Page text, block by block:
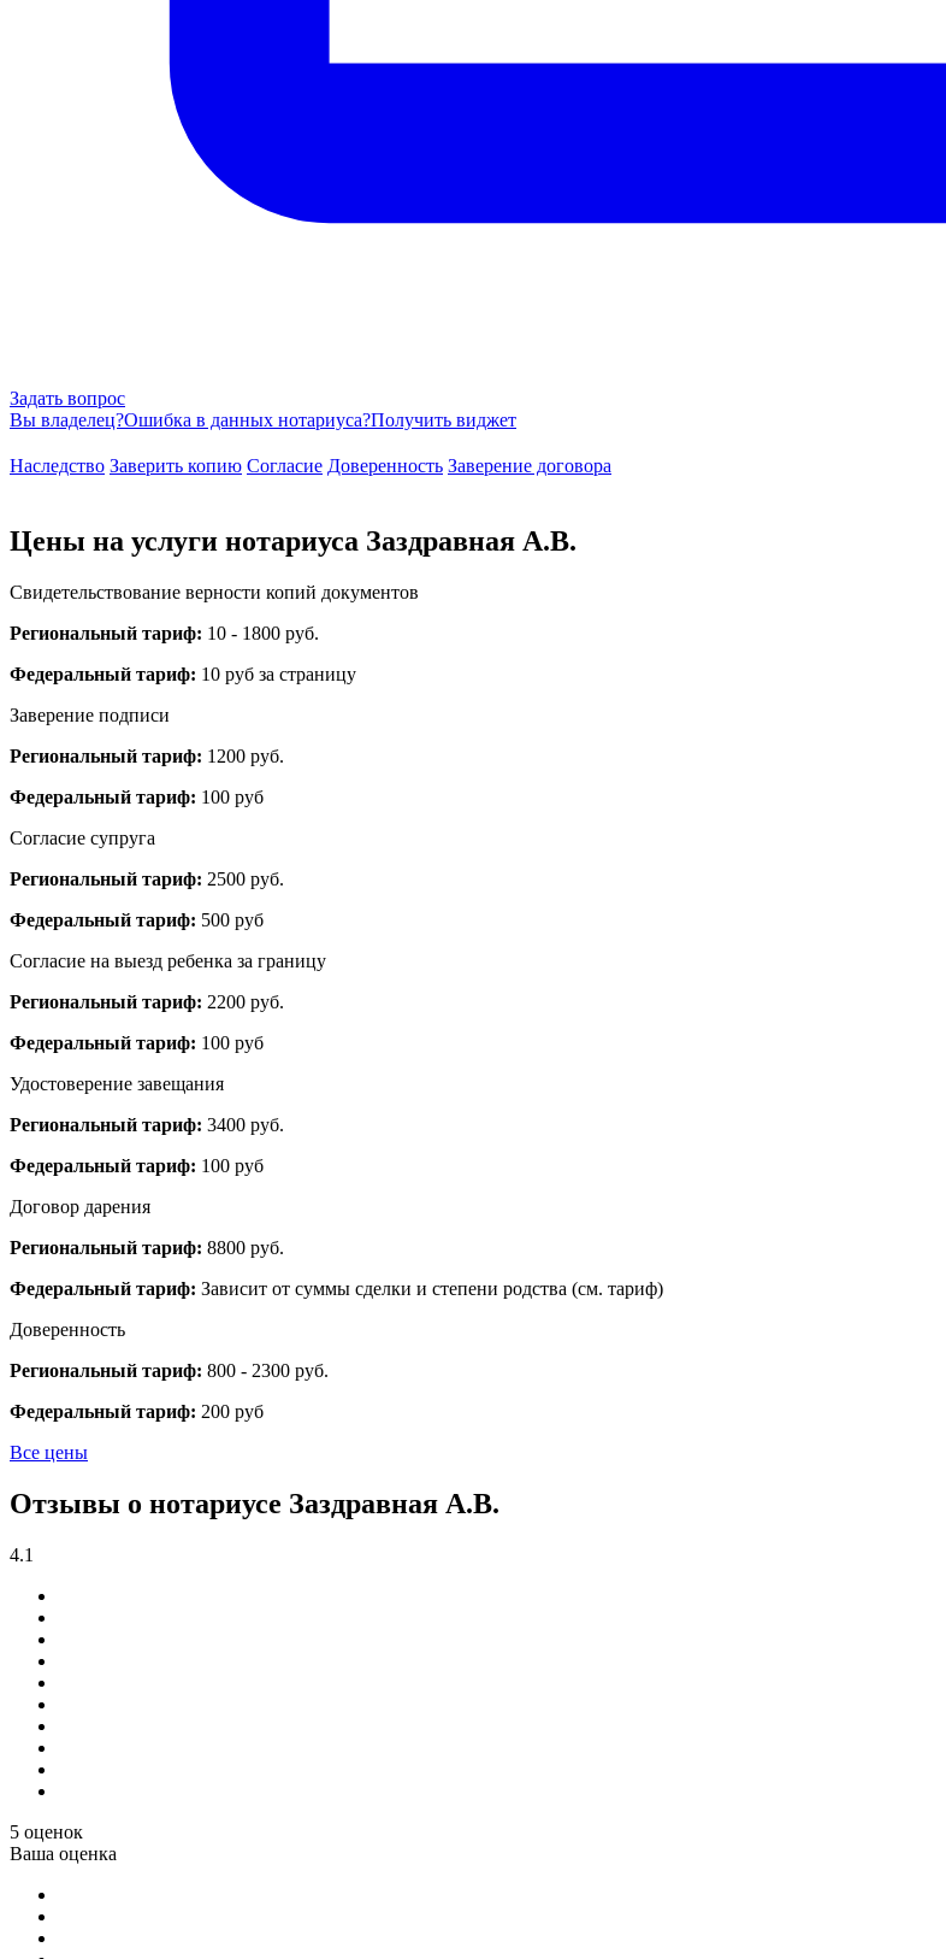
Задать вопрос
Вы владелец?Ошибка в данных нотариуса?Получить виджет
Наследство Заверить копию Согласие Доверенность Заверение договора
Цены на услуги нотариуса Заздравная А.В.
Свидетельствование верности копий документов
Региональный тариф: 10 - 1800 руб.
Федеральный тариф: 10 руб за страницу
Заверение подписи
Региональный тариф: 1200 руб.
Федеральный тариф: 100 руб
Согласие супруга
Региональный тариф: 2500 руб.
Федеральный тариф: 500 руб
Согласие на выезд ребенка за границу
Региональный тариф: 2200 руб.
Федеральный тариф: 100 руб
Удостоверение завещания
Региональный тариф: 3400 руб.
Федеральный тариф: 100 руб
Договор дарения
Региональный тариф: 8800 руб.
Федеральный тариф: Зависит от суммы сделки и степени родства (см. тариф)
Доверенность
Региональный тариф: 800 - 2300 руб.
Федеральный тариф: 200 руб
Все цены
Отзывы о нотариусе Заздравная А.В.
4.1
5 оценок
Ваша оценка